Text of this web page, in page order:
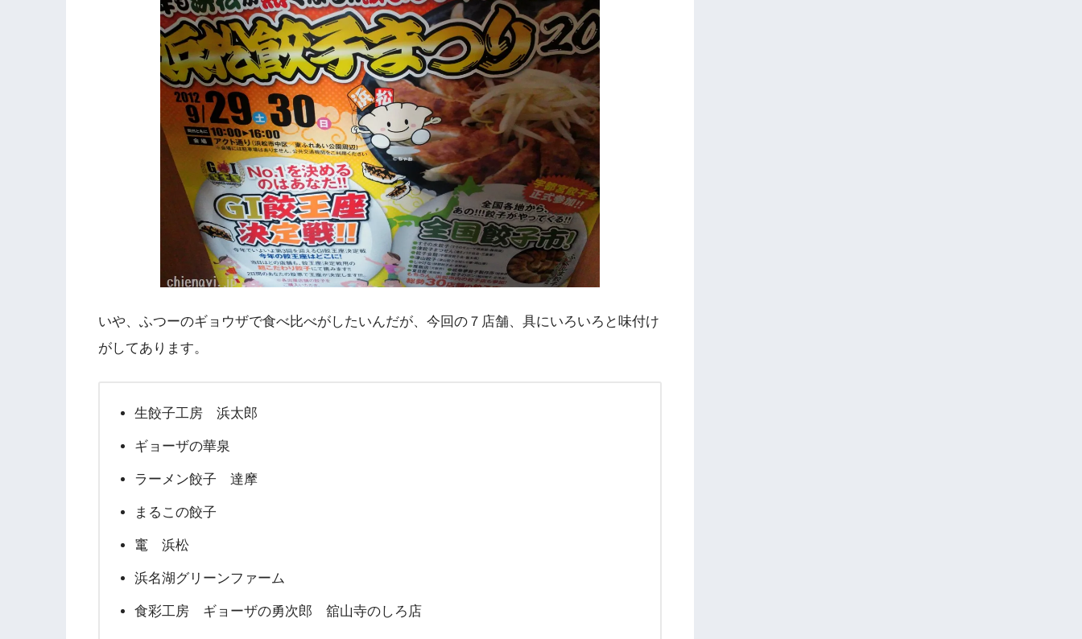
いや、ふつーのギョウザで食べ比べがしたいんだが、今回の７店舗、具にいろいろと味付け
がしてあります。
生餃子工房 浜太郎
ギョーザの華泉
ラーメン餃子 達摩
まるこの餃子
竃 浜松
浜名湖グリーンファーム
食彩工房 ギョーザの勇次郎 舘山寺のしろ店